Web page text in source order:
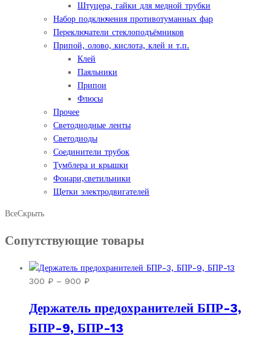
Штуцера, гайки для медной трубки
Набор подключения противотуманных фар
Переключатели стеклоподъёмников
Припой, олово, кислота, клей и т.п.
Клей
Паяльники
Припои
Флюсы
Прочее
Светодиодные ленты
Светодиоды
Соединители трубок
Тумблера и крышки
Фонари,светильники
Щетки электродвигателей
ВсеСкрыть
Сопутствующие товары
300 ₽ – 900 ₽Диапазон
300 ₽
900 ₽
Держатель предохранителей БПР-3,
БПР-9, БПР-13